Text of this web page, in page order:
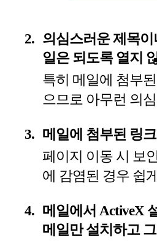
의심스러운 제목
일은 되도록 열지
특히 메일에 첨부
으므로 아무런 의
메일에 첨부된 링
페이지 이동 시 보
에 감염된 경우 쉽
메일에서 ActiveX
메일만 설치하고